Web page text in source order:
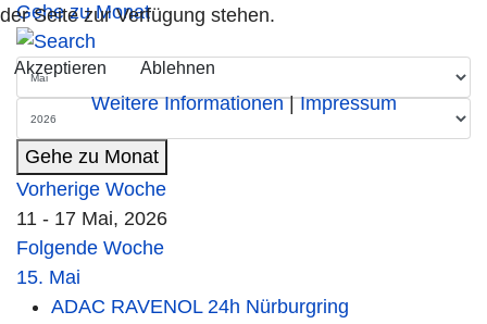
Gehe zu Monat
Gehe zu Monat
Vorherige Woche
11 - 17 Mai, 2026
Folgende Woche
15. Mai
ADAC RAVENOL 24h Nürburgring
der Seite zur Verfügung stehen.
Akzeptieren Ablehnen
Weitere Informationen|Impressum